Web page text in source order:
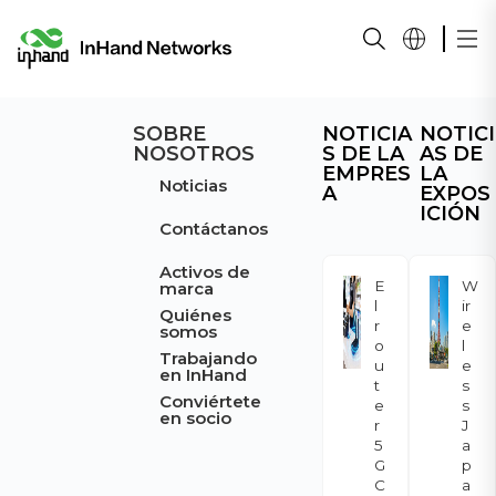
SOBRE
NOSOTROS
Noticias
Contáctanos
Activos de
marca
Quiénes
somos
Trabajando
en InHand
Conviértete
en socio
NOTICIA
S DE LA
EMPRES
A
NOTICI
AS DE
LA
EXPOS
ICIÓN
E
l
r
o
u
t
e
r
5
G
C
W
ir
e
l
e
s
s
J
a
p
a